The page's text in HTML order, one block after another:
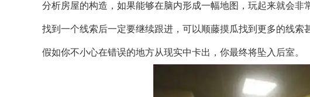
分析房屋的构造，如果能够在脑内形成一幅地图，玩起来就会非
找到一个线索后一定要继续跟进，可以顺藤摸瓜找到更多的线索
假如你不小心在错误的地方从现实中卡出，你最终将坠入后室。